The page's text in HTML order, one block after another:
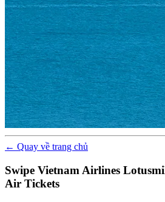
← Quay về trang chủ
Swipe Vietnam Airlines
Air Tickets